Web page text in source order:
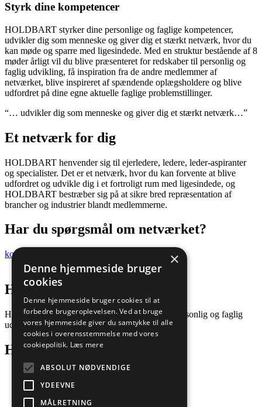
Styrk dine kompetencer
HOLDBART styrker dine personlige og faglige kompetencer,
udvikler dig som menneske og giver dig et stærkt netværk, hvor du
kan møde og sparre med ligesindede. Med en struktur bestående af 8
møder årligt vil du blive præsenteret for redskaber til personlig og
faglig udvikling, få inspiration fra de andre medlemmer af
netværket, blive inspireret af spændende oplægsholdere og blive
udfordret på dine egne aktuelle faglige problemstillinger.
“… udvikler dig som menneske og giver dig et stærkt netværk…”
Et netværk for dig
HOLDBART henvender sig til ejerledere, ledere, leder-aspiranter
og specialister. Det er et netværk, hvor du kan forvente at blive
udfordret og udvikle dig i et fortroligt rum med ligesindede, og
HOLDBART bestræber sig på at sikre bred repræsentation af
brancher og industrier blandt medlemmerne.
Har du spørgsmål om netværket?
kontakt@holdbart.dk
Hvad er Holdbart
Holdbart er en netværksgruppe med fokus på personlig og faglig
udvikling,
Holdbart netværk
Netværksgruppe
×
Denne hjemmeside bruger
cookies
Denne hjemmeside bruger cookies til at
forbedre brugeroplevelsen. Ved at bruge
vores hjemmeside giver du samtykke til alle
cookies i overensstemmelse med vores
cookiepolitik. Læs mere
ABSOLUT NØDVENDIGE
YDEEVNE
MÅLRETNING